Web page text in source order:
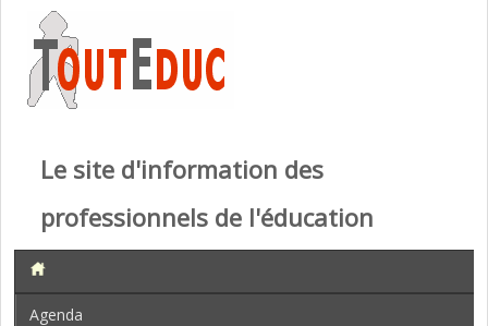
Le site d'information des
professionnels de l'éducation
Agenda